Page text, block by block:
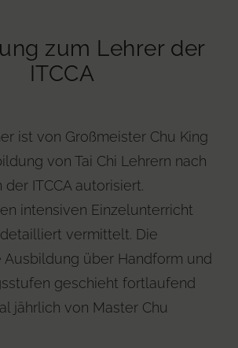
zum Lehrer der
ITCCA
ist von Großmeister Chu King
von Tai Chi Lehrern nach
ITCCA autorisiert.
intensiven Einzelunterricht
vermittelt. Die
Ausbildung über Handform und
geschieht fortlaufend
jährlich von Master Chu